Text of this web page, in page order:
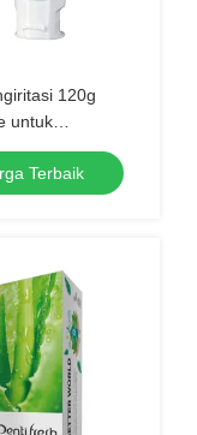
120g
untuk
Lama
Terbaik